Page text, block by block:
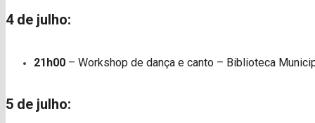
4 de julho:
21h00 – Workshop de dança e canto – Biblioteca
5 de julho: